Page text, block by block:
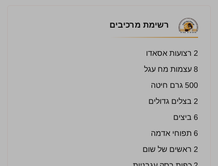
רשימת מרכיבים
2 רצועות אסאדו
8 עצמות מח עגל
500 גרם חיטה
2 בצלים גדולים
6 ביצים
6 תפוחי אדמה
2 ראשים של שום